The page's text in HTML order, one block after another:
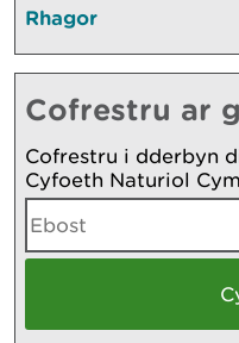
Rhagor
Cofrestru ar
Cofrestru i dderbyn
Cyfoeth Naturiol